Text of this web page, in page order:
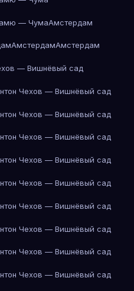
— ЧумаАмстердам
АмстердамАмстердам
— Вишнёвый сад
Чехов — Вишнёвый сад
Чехов — Вишнёвый сад
Чехов — Вишнёвый сад
Чехов — Вишнёвый сад
Чехов — Вишнёвый сад
Чехов — Вишнёвый сад
Чехов — Вишнёвый сад
Чехов — Вишнёвый сад
Чехов — Вишнёвый сад